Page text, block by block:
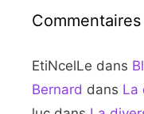
EtiNcelLe dans
Bernard dans La